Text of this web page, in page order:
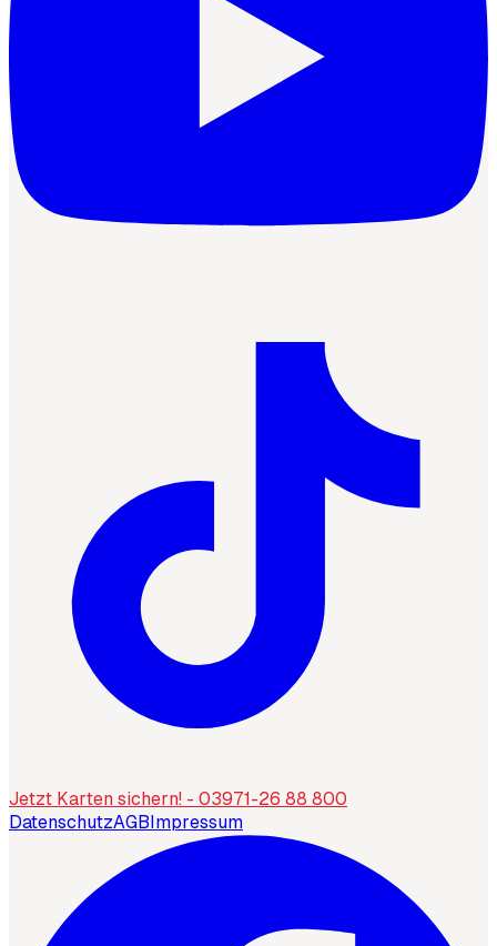
Jetzt Karten sichern! - 03971-26 88 800
DatenschutzAGBImpressum